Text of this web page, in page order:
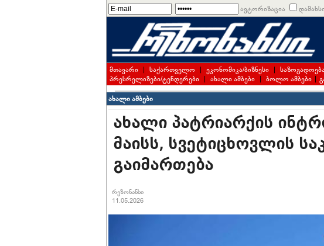
ავტორიზაცია
მთავარი | საქართველო | ეკონომიკა/ბიზნესი |
პრესრელიზები/ტენდერები | ახალი ამბები | ბოლო ამბები |
ახალი ამბები
ახალი პატრიარქის
მაისს, სვეტიცხოვლის
გაიმართება
რეზონანსი
11.05.2026